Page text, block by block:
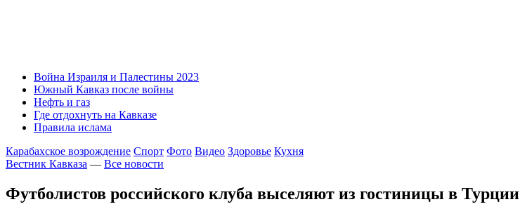
Война Израиля и Палестины 2023
Южный Кавказ после войны
Нефть и газ
Где отдохнуть на Кавказе
Правила ислама
Карабахское возрождение Спорт Фото Видео Здоровье Кухня
Вестник Кавказа — Все новости
Футболистов российского клуба выселяют из гостиницы в Турции